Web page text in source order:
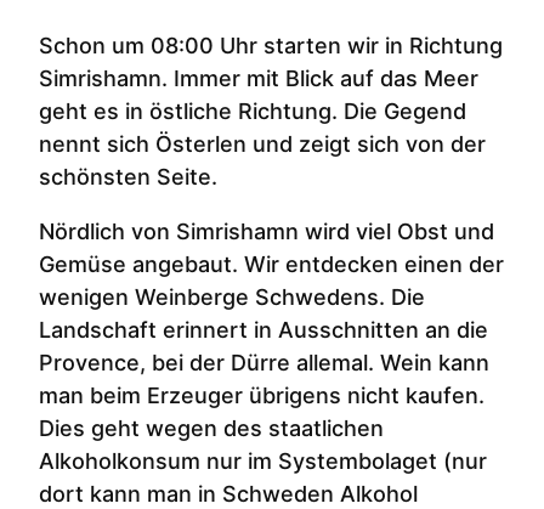
Schon um 08:00 Uhr starten wir in Richtung
Simrishamn. Immer mit Blick auf das Meer
geht es in östliche Richtung. Die Gegend
nennt sich Österlen und zeigt sich von der
schönsten Seite.
Nördlich von Simrishamn wird viel Obst und
Gemüse angebaut. Wir entdecken einen der
wenigen Weinberge Schwedens. Die
Landschaft erinnert in Ausschnitten an die
Provence, bei der Dürre allemal. Wein kann
man beim Erzeuger übrigens nicht kaufen.
Dies geht wegen des staatlichen
Alkoholkonsum nur im Systembolaget (nur
dort kann man in Schweden Alkohol